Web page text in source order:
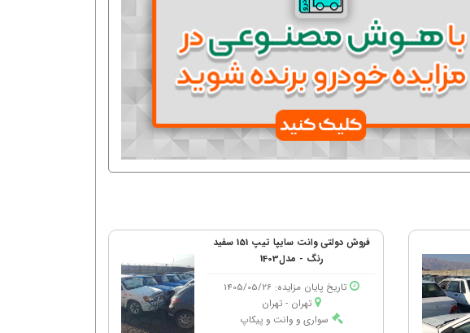
فروش دولتی وانت سایپا تیپ 151 سفید
رنگ - مدل1403
تاریخ پایان مزایده: 1405/05/26
تهران - تهران
سواری و وانت و پیکاپ